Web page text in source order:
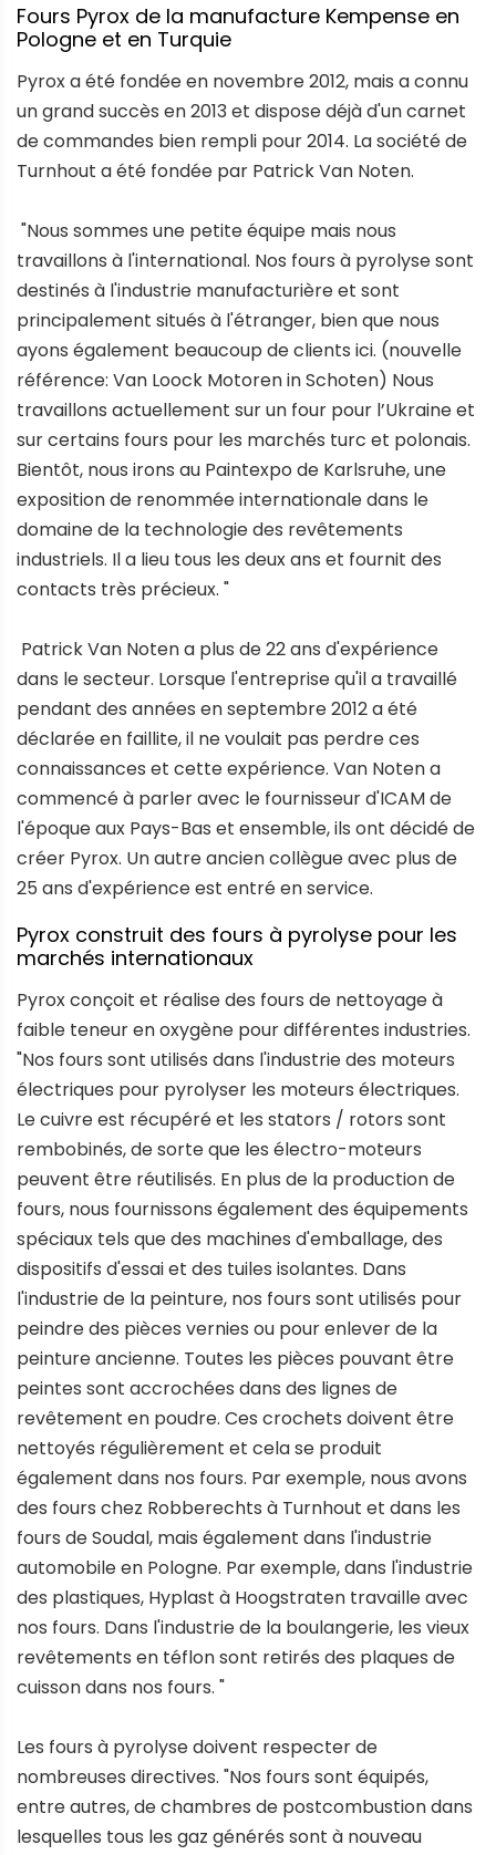
Fours Pyrox de la manufacture Kempense en
Pologne et en Turquie
Pyrox a été fondée en novembre 2012, mais a connu
un grand succès en 2013 et dispose déjà d'un carnet
de commandes bien rempli pour 2014. La société de
Turnhout a été fondée par Patrick Van Noten.
"Nous sommes une petite équipe mais nous
travaillons à l'international. Nos fours à pyrolyse sont
destinés à l'industrie manufacturière et sont
principalement situés à l'étranger, bien que nous
ayons également beaucoup de clients ici. (nouvelle
référence: Van Loock Motoren in Schoten) Nous
travaillons actuellement sur un four pour l’Ukraine et
sur certains fours pour les marchés turc et polonais.
Bientôt, nous irons au Paintexpo de Karlsruhe, une
exposition de renommée internationale dans le
domaine de la technologie des revêtements
industriels. Il a lieu tous les deux ans et fournit des
contacts très précieux. "
Patrick Van Noten a plus de 22 ans d'expérience
dans le secteur. Lorsque l'entreprise qu'il a travaillé
pendant des années en septembre 2012 a été
déclarée en faillite, il ne voulait pas perdre ces
connaissances et cette expérience. Van Noten a
commencé à parler avec le fournisseur d'ICAM de
l'époque aux Pays-Bas et ensemble, ils ont décidé de
créer Pyrox. Un autre ancien collègue avec plus de
25 ans d'expérience est entré en service.
Pyrox construit des fours à pyrolyse pour les
marchés internationaux
Pyrox conçoit et réalise des fours de nettoyage à
faible teneur en oxygène pour différentes industries.
"Nos fours sont utilisés dans l'industrie des moteurs
électriques pour pyrolyser les moteurs électriques.
Le cuivre est récupéré et les stators / rotors sont
rembobinés, de sorte que les électro-moteurs
peuvent être réutilisés. En plus de la production de
fours, nous fournissons également des équipements
spéciaux tels que des machines d'emballage, des
dispositifs d'essai et des tuiles isolantes. Dans
l'industrie de la peinture, nos fours sont utilisés pour
peindre des pièces vernies ou pour enlever de la
peinture ancienne. Toutes les pièces pouvant être
peintes sont accrochées dans des lignes de
revêtement en poudre. Ces crochets doivent être
nettoyés régulièrement et cela se produit
également dans nos fours. Par exemple, nous avons
des fours chez Robberechts à Turnhout et dans les
fours de Soudal, mais également dans l'industrie
automobile en Pologne. Par exemple, dans l'industrie
des plastiques, Hyplast à Hoogstraten travaille avec
nos fours. Dans l'industrie de la boulangerie, les vieux
revêtements en téflon sont retirés des plaques de
cuisson dans nos fours. "
Les fours à pyrolyse doivent respecter de
nombreuses directives. "Nos fours sont équipés,
entre autres, de chambres de postcombustion dans
lesquelles tous les gaz générés sont à nouveau